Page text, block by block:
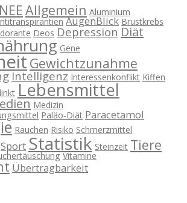
Allgemein Aluminium
AugenBlick Brustkrebs
Deos Depression Diät
Gene
Gewichtzunahme
Intelligenz Interessenkonflikt Kiffen
Lebensmittel
Medizin
Paläo-Diät Paracetamol
Rauchen Risiko Schmerzmittel
Sport Statistik Steinzeit Tiere
Vitamine
Übertragbarkeit